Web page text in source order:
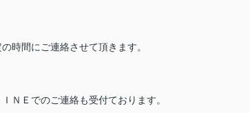
時間にご連絡させて頂きます。
ＮＥでのご連絡も受付ております。